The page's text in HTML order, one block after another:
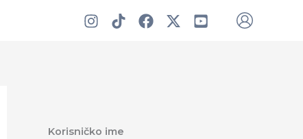
Korisničko ime